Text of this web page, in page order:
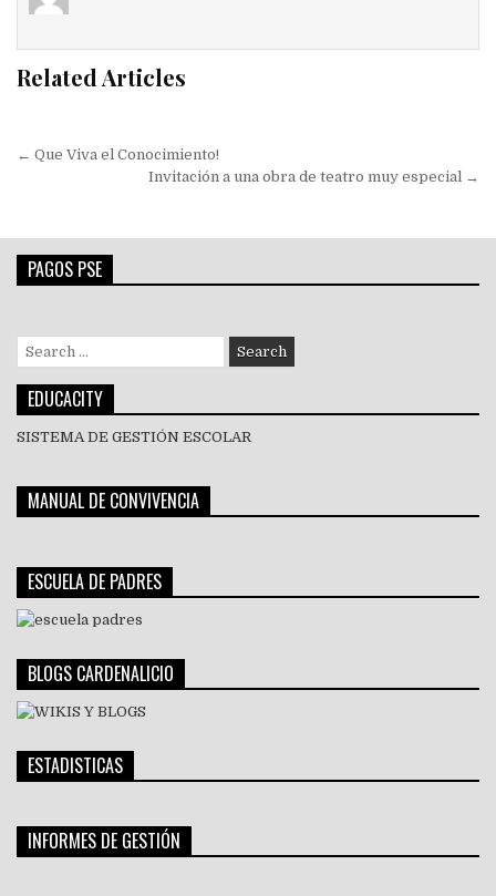
Related Articles
Navegación
← Que Viva el Conocimiento!
Invitación a una obra de teatro muy especial →
PAGOS PSE
Search
for:
EDUCACITY
SISTEMA DE GESTIÓN ESCOLAR
MANUAL DE CONVIVENCIA
ESCUELA DE PADRES
BLOGS CARDENALICIO
ESTADISTICAS
INFORMES DE GESTIÓN